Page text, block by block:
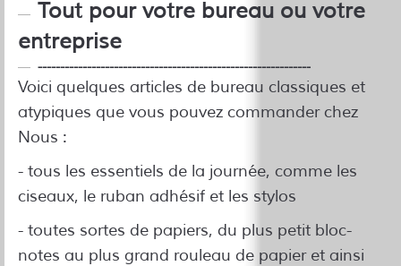
Tout pour votre bureau ou votre
entreprise
-------------------------------------------------------------
Voici quelques articles de bureau classiques et
atypiques que vous pouvez commander chez
Nous :
- tous les essentiels de la journée, comme les
ciseaux, le ruban adhésif et les stylos
- toutes sortes de papiers, du plus petit bloc-
notes au plus grand rouleau de papier et ainsi